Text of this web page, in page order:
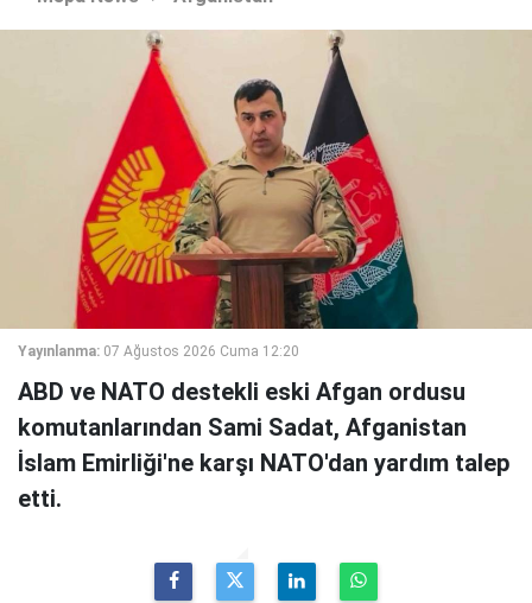
Yayınlanma: 07 Ağustos 2026 Cuma 12:20
ABD ve NATO destekli eski Afgan ordusu
komutanlarından Sami Sadat, Afganistan
İslam Emirliği'ne karşı NATO'dan yardım talep
etti.